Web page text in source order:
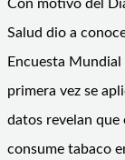
Con motivo del
Salud dio a
Encuesta Mundial
primera vez se
datos revelan que
consume tabaco